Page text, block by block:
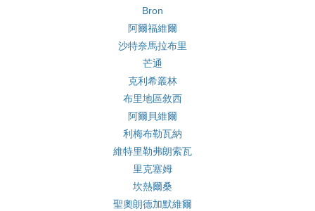
Bron
阿爾福維爾
沙特奈馬拉布里
芒通
克利希叢林
布里地區敘西
阿爾貝維爾
利梅布勒瓦納
維特里勒弗朗索瓦
里克塞姆
坎熱爾桑
聖奧朗德加默維爾